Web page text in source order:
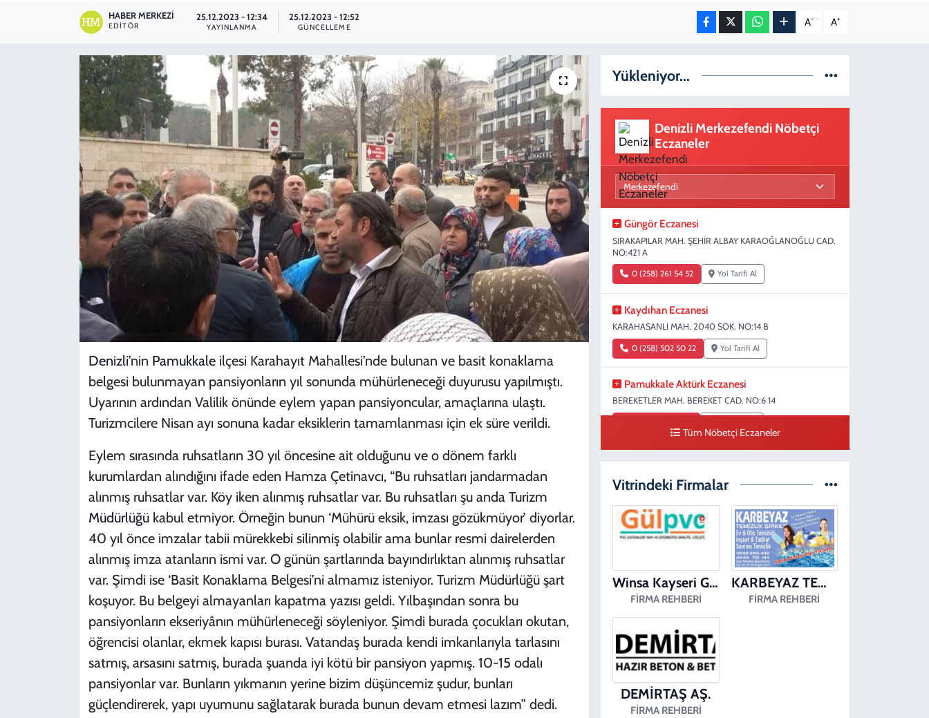
HABER MERKEZI
EDITÖR
25.12.2023 - 12:34
YAYINLANMA
25.12.2023 - 12:52
GÜNCELLEME A- A+
Denizli’nin Pamukkaleilçesi Karahayıt Mahallesi’nde bulunan ve basit konaklama
belgesi bulunmayan pansiyonların yıl sonunda mühürleneceği duyurusu yapılmıştı.
Uyarının ardından Valilik önünde eylem yapan pansiyoncular, amaçlarına ulaştı.
Turizmcilere Nisan ayı sonuna kadar eksiklerin tamamlanması için ek süre verildi.
Eylem sırasında ruhsatların 30 yıl öncesine ait olduğunu ve o dönem farklı
kurumlardan alındığını ifade eden Hamza Çetinavcı, “Bu ruhsatları jandarmadan
alınmış ruhsatlar var. Köy iken alınmış ruhsatlar var. Bu ruhsatları şu anda Turizm
Müdürlüğükabul etmiyor. Örneğin bunun ‘Mühürü eksik, imzası gözükmüyor’ diyorlar.
40 yıl önce imzalar tabii mürekkebi silinmiş olabilir ama bunlar resmi dairelerden
alınmış imza atanların ismi var. O günün şartlarında bayındırlıktan alınmış ruhsatlar
var. Şimdi ise ‘Basit Konaklama Belgesi’ni almamız isteniyor. Turizm Müdürlüğü şart
koşuyor. Bu belgeyi almayanları kapatma yazısı geldi. Yılbaşından sonra bu
pansiyonların ekseriyânın mühürleneceği söyleniyor. Şimdi burada çocukları okutan,
öğrencisi olanlar, ekmek kapısı burası. Vatandaş burada kendi imkanlarıyla tarlasını
satmış, arsasını satmış, burada şuanda iyi kötü bir pansiyon yapmış. 10-15 odalı
pansiyonlar var. Bunların yıkmanın yerine bizim düşüncemiz şudur, bunları
güçlendirerek, yapı uyumunu sağlatarak burada bunun devam etmesi lazım” dedi.
Yükleniyor...
Denizli Merkezefendi Nöbetçi
Eczaneler
Güngör Eczanesi
SIRAKAPILAR MAH. ŞEHİR ALBAY KARAOĞLANOĞLU CAD.
NO:421 A
0 (258) 261 54 52 Yol Tarifi Al
Kaydıhan Eczanesi
KARAHASANLI MAH. 2040 SOK. NO:14 B
0 (258) 502 50 22 Yol Tarifi Al
Pamukkale Aktürk Eczanesi
BEREKETLER MAH. BEREKET CAD. NO:6 14
Saglık Eczanesi
SIRAKAPILAR MAH. ŞEHİT ALBAY KARAOĞLANOĞLU CAD.
0 (258) 713 14 86 Yol Tarifi Al
Tüm Nöbetçi Eczaneler
Vitrindeki Firmalar
Winsa Kayseri Gül Pvc Pencere Kayseri Winsa
FIRMA REHBERI
KARBEYAZ TEMİZLİK
FIRMA REHBERI
DEMİRTAŞ AŞ.
FIRMA REHBERI
TEKNOLOJİ